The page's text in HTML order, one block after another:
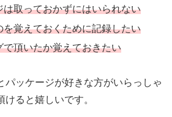
は取っておかずにはいられない
を覚えておくために記録したい
で頂いたか覚えておきたい
パッケージが好きな方がいらっしゃ
ると嬉しいです。